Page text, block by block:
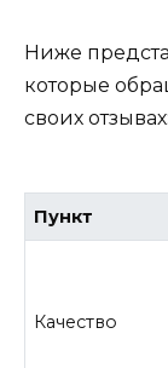
Ниже
которые
своих отзывах:
Пункт
Качество